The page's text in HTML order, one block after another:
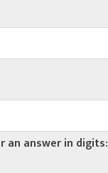
an answer in digits: